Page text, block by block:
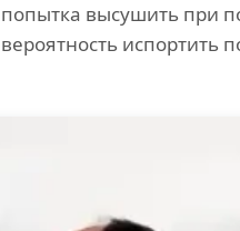
попытка высушить при
вероятность испортить